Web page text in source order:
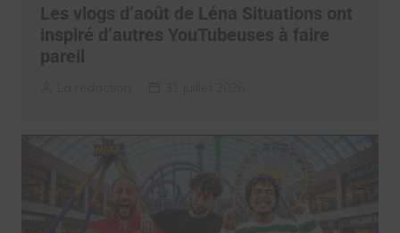
Les vlogs d’août de Léna Situations ont
inspiré d’autres YouTubeuses à faire
pareil